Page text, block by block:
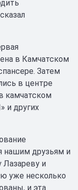
в Камчатском
Затем
в центре
камчатском
и других
нашим друзьям и
Лазареву и
уже несколько
и эта